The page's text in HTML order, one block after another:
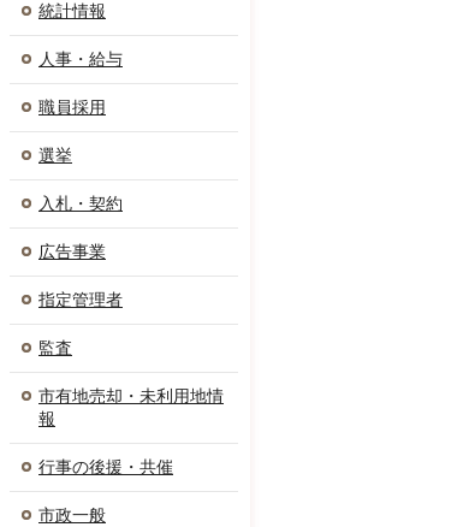
統計情報
人事・給与
職員採用
選挙
入札・契約
広告事業
指定管理者
監査
市有地売却・未利用地情
報
行事の後援・共催
市政一般